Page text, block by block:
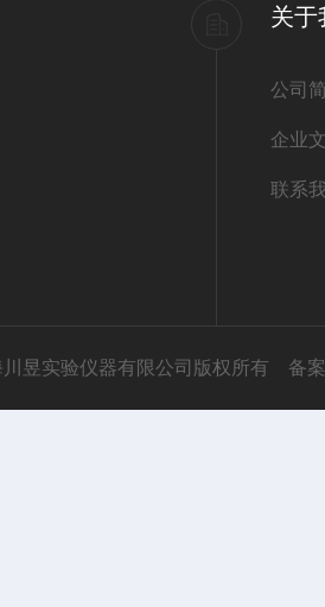
关于
公司
企业
联系
昱实验仪器有限公司版权所有 备